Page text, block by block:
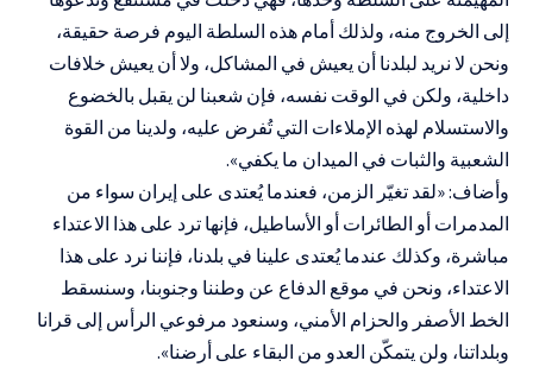
إلى الخروج منه، ولذلك أمام هذه السلطة اليوم فرصة حقيقة،
ونحن لا نريد لبلدنا أن يعيش في المشاكل، ولا أن يعيش خلافات
داخلية، ولكن في الوقت نفسه، فإن شعبنا لن يقبل بالخضوع
والاستسلام لهذه الإملاءات التي تُفرض عليه، ولدينا من القوة
الشعبية والثبات في الميدان ما يكفي».
وأضاف: «لقد تغيّر الزمن، فعندما يُعتدى على إيران سواء من
المدمرات أو الطائرات أو الأساطيل، فإنها ترد على هذا الاعتداء
مباشرة، وكذلك عندما يُعتدى علينا في بلدنا، فإننا نرد على هذا
الاعتداء، ونحن في موقع الدفاع عن وطننا وجنوبنا، وسنسقط
الخط الأصفر والحزام الأمني، وسنعود مرفوعي الرأس إلى قرانا
وبلداتنا، ولن يتمكّن العدو من البقاء على أرضنا».